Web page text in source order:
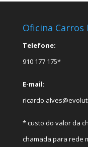
Oficina Carros
Telefone:
910 177 175*
E-mail:
* custo do valor da
chamada para rede